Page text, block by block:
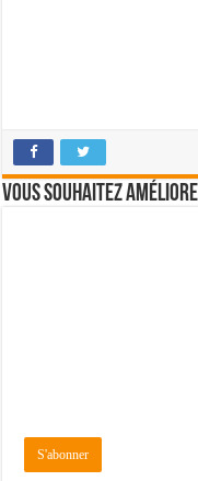
Vous souhaitez